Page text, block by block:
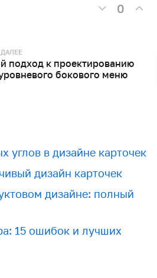
0
подход к проектированию
бокового меню
углов в дизайне карточек
дизайн карточек
дизайне: полный
15 ошибок и лучших